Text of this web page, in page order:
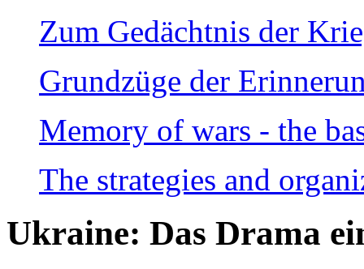
Zum Gedächtnis der
Grundzüge der
Memory of wars - the
The strategies and
Ukraine: Das Drama